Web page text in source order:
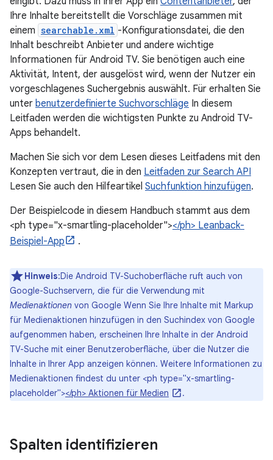
Ihre Inhalte bereitstellt die Vorschläge zusammen mit
einem searchable.xml -Konfigurationsdatei, die den
Inhalt beschreibt Anbieter und andere wichtige
Informationen für Android TV. Sie benötigen auch eine
Aktivität, Intent, der ausgelöst wird, wenn der Nutzer ein
vorgeschlagenes Suchergebnis auswählt. Für erhalten Sie
unter benutzerdefinierte Suchvorschläge In diesem
Leitfaden werden die wichtigsten Punkte zu Android TV-
Apps behandelt.
Machen Sie sich vor dem Lesen dieses Leitfadens mit den
Konzepten vertraut, die in den Leitfaden zur Search API
Lesen Sie auch den Hilfeartikel Suchfunktion hinzufügen.
Der Beispielcode in diesem Handbuch stammt aus dem
<ph type="x-smartling-placeholder"></ph> Leanback-
Beispiel-App
.
Hinweis:Die Android TV-Suchoberfläche ruft auch von
Google-Suchservern, die für die Verwendung mit
Medienaktionen von Google Wenn Sie Ihre Inhalte mit Markup
für Medienaktionen hinzufügen in den Suchindex von Google
aufgenommen haben, erscheinen Ihre Inhalte in der Android
TV-Suche mit einer Benutzeroberfläche, über die Nutzer die
Inhalte in Ihrer App anzeigen können. Weitere Informationen zu
Medienaktionen findest du unter <ph type="x-smartling-
placeholder"></ph> Aktionen für Medien .
Spalten identifizieren